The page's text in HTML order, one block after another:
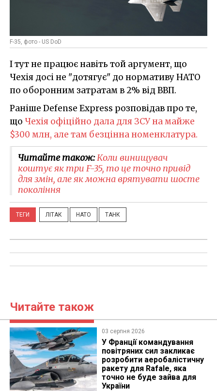
F-35, фото - US DoD
І тут не працює навіть той аргумент, що
Чехія досі не "дотягує" до нормативу НАТО
по оборонним затратам в 2% від ВВП.
Раніше Defense Express розповідав про те,
що Чехія офіційно дала для ЗСУ на майже
$300 млн, але там безцінна номенклатура.
Читайте також:Коли винищувач
коштує як три F-35, то це точно привід
для змін, але як можна врятувати шосте
покоління
ТЕГИ ЛІТАК НАТО ТАНК
Читайте також
03 серпня 2026
У Франції командування
повітряних сил закликає
розробити аеробалістичну
ракету для Rafale, яка
точно не буде зайва для
України